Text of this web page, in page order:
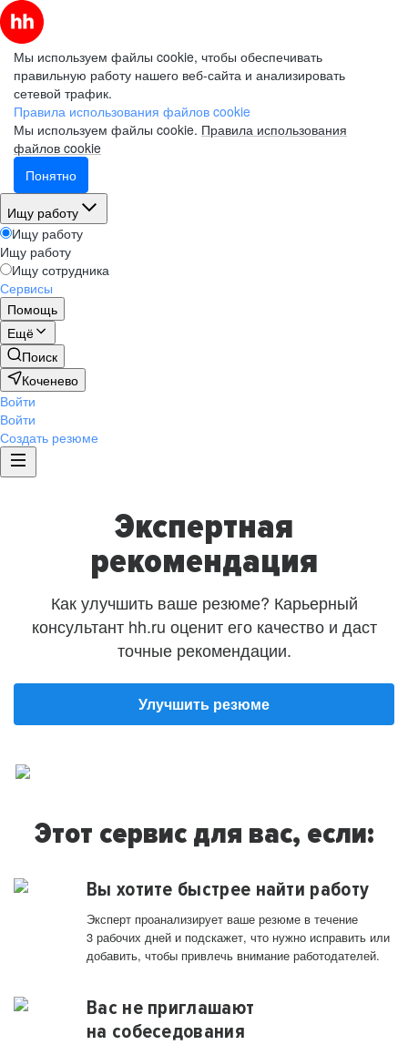
Мы используем файлы cookie, чтобы обеспечивать
правильную работу нашего веб-сайта и анализировать
сетевой трафик.
Правила использования файлов cookie
Мы используем файлы cookie. Правила использования
файлов cookie
Понятно
Ищу работу
Ищу работу
Ищу работу
Ищу сотрудника
Сервисы
Помощь
Ещё
Поиск
Коченево
Войти
Войти
Создать резюме
Экспертная
рекомендация
Как улучшить ваше резюме? Карьерный
консультант hh.ru оценит его качество и даст
точные рекомендации.
Улучшить резюме
Этот сервис для вас, если:
Вы хотите быстрее найти работу
Эксперт проанализирует ваше резюме в течение
3 рабочих дней и подскажет, что нужно исправить или
добавить, чтобы привлечь внимание работодателей.
Вас не приглашают
на собеседования